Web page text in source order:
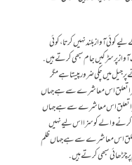
آواز بلند نہیں کرتا، کوئی
آواز پر سڑکیں جام سبھی کرتے ہیں.
میں چکی ضرور پیستا ہے مگر
تعلق اس معاشرے سے ہے جہاں
تعلق اس معاشرے سے ہے جہاں
والے کو سزا اس لیے نہیں
تعلق اس معاشرے سے ہے جہاں ظلم
چڑھائی سبھی کرتے ہیں.